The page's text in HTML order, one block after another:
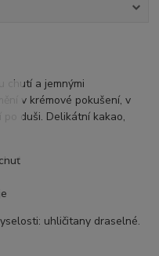
chutí a jemnými
v krémové pokušení, v
duši. Delikátní kakao,
uhličitany draselné.